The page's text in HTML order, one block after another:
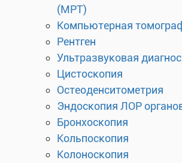
(МРТ)
Компьютерная
Рентген
Ультразвуковая
Цистоскопия
Остеоденситометрия
Эндоскопия ЛОР
Бронхоскопия
Кольпоскопия
Колоноскопия